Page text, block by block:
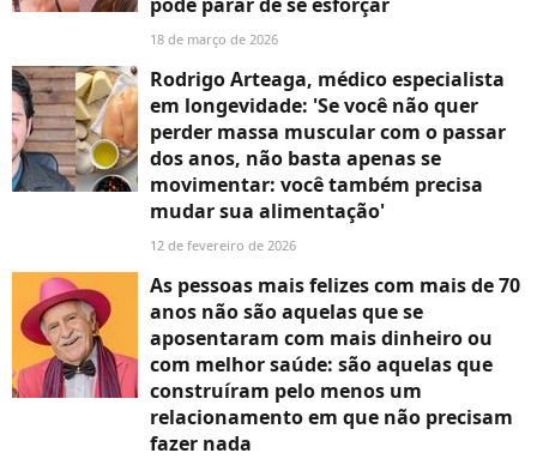
18 de março de 2026
Rodrigo Arteaga, médico especialista
em longevidade: 'Se você não quer
perder massa muscular com o passar
dos anos, não basta apenas se
movimentar: você também precisa
mudar sua alimentação'
12 de fevereiro de 2026
As pessoas mais felizes com mais de 70
anos não são aquelas que se
aposentaram com mais dinheiro ou
com melhor saúde: são aquelas que
construíram pelo menos um
relacionamento em que não precisam
fazer nada